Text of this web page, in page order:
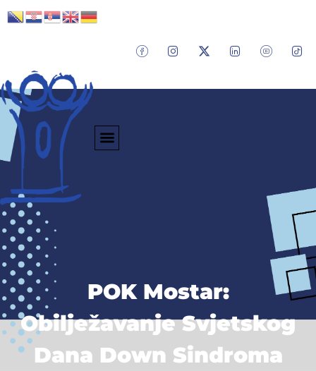
POK Mostar:
Obilježavanje Svjetskog
Dana Down Sindroma